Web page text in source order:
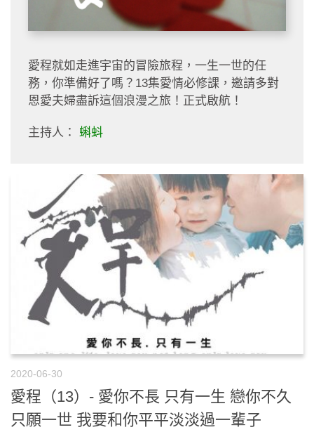
愛程就如走進宇宙的冒險旅程，一生一世的任
務，你準備好了嗎？13集愛情必修課，邀請多對
恩愛夫婦盡訴這個浪漫之旅！正式啟航！
主持人： 蝌蚪
2020-06-30
愛程（13）- 愛你不長 只有一生 戀你不久
只願一世 我要和你平平淡淡過一輩子